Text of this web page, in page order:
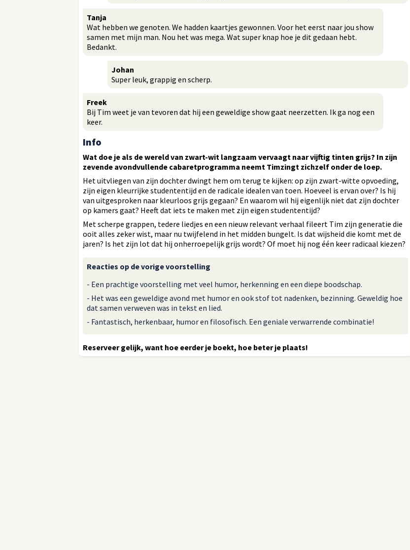
Tanja
Wat hebben we genoten. We hadden kaartjes gewonnen. Voor het eerst naar jou show
samen met mijn man. Nou het was mega. Wat super knap hoe je dit gedaan hebt.
Bedankt.
Johan
Super leuk, grappig en scherp.
Freek
Bij Tim weet je van tevoren dat hij een geweldige show gaat neerzetten. Ik ga nog een
keer.
Info
Wat doe je als de wereld van zwart-wit langzaam vervaagt naar vijftig tinten grijs? In zijn
zevende avondvullende cabaretprogramma neemt Timzingt zichzelf onder de loep.
Het uitvliegen van zijn dochter dwingt hem om terug te kijken: op zijn zwart-witte opvoeding,
zijn eigen kleurrijke studententijd en de radicale idealen van toen. Hoeveel is ervan over? Is hij
van uitgesproken naar kleurloos grijs gegaan? En waarom wil hij eigenlijk niet dat zijn dochter
op kamers gaat? Heeft dat iets te maken met zijn eigen studententijd?
Met scherpe grappen, tedere liedjes en een nieuw relevant verhaal fileert Tim zijn generatie die
ooit alles zeker wist, maar nu twijfelend in het midden bungelt. Is dat wijsheid die komt met de
jaren? Is het zijn lot dat hij onherroepelijk grijs wordt? Of moet hij nog één keer radicaal kiezen?
Reacties op de vorige voorstelling
- Een prachtige voorstelling met veel humor, herkenning en een diepe boodschap.
- Het was een geweldige avond met humor en ook stof tot nadenken, bezinning. Geweldig hoe
dat samen verweven was in tekst en lied.
- Fantastisch, herkenbaar, humor en filosofisch. Een geniale verwarrende combinatie!
Reserveer gelijk, want hoe eerder je boekt, hoe beter je plaats!